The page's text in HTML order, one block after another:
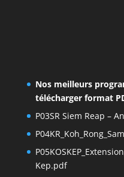
Nos meilleurs
télécharger format
P03SR Siem Reap –
Kep.pdf